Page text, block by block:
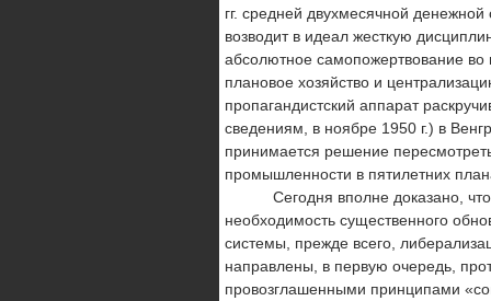
гг. средней двухмесячной
возводит в идеал жесткую
абсолютное самопожертвование во
плановое хозяйство и
пропагандистский аппарат
сведениям, в ноябре 1950 г.) в
принимается решение
промышленности в пятилетних
Сегодня вполне доказано, что,
необходимость суще­ственного
системы, прежде всего,
направлены, в первую очередь,
провозглашенными прин­ципами